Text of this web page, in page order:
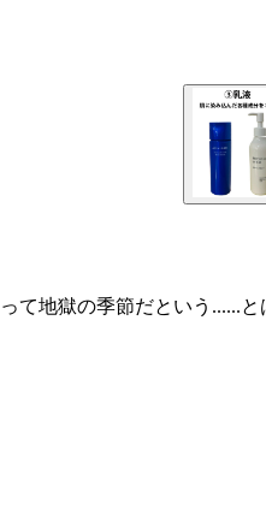
地獄の季節だという......